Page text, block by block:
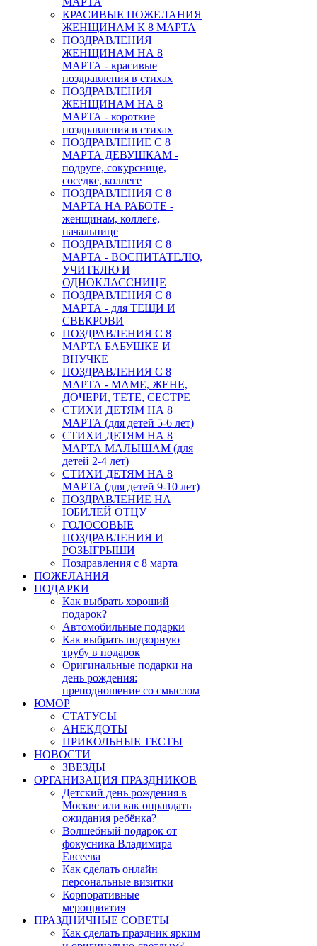
КРАСИВЫЕ ПОЖЕЛАНИЯ
ЖЕНЩИНАМ К 8 МАРТА
ПОЗДРАВЛЕНИЯ
ЖЕНЩИНАМ НА 8
МАРТА - красивые
поздравления в стихах
ПОЗДРАВЛЕНИЯ
ЖЕНЩИНАМ НА 8
МАРТА - короткие
поздравления в стихах
ПОЗДРАВЛЕНИЕ С 8
МАРТА ДЕВУШКАМ -
подруге, сокурснице,
соседке, коллеге
ПОЗДРАВЛЕНИЯ С 8
МАРТА НА РАБОТЕ -
женщинам, коллеге,
начальнице
ПОЗДРАВЛЕНИЯ С 8
МАРТА - ВОСПИТАТЕЛЮ,
УЧИТЕЛЮ И
ОДНОКЛАССНИЦЕ
ПОЗДРАВЛЕНИЯ С 8
МАРТА - для ТЕЩИ И
СВЕКРОВИ
ПОЗДРАВЛЕНИЯ С 8
МАРТА БАБУШКЕ И
ВНУЧКЕ
ПОЗДРАВЛЕНИЯ С 8
МАРТА - МАМЕ, ЖЕНЕ,
ДОЧЕРИ, ТЕТЕ, СЕСТРЕ
СТИХИ ДЕТЯМ НА 8
МАРТА (для детей 5-6 лет)
СТИХИ ДЕТЯМ НА 8
МАРТА МАЛЫШАМ (для
детей 2-4 лет)
СТИХИ ДЕТЯМ НА 8
МАРТА (для детей 9-10 лет)
ПОЗДРАВЛЕНИЕ НА
ЮБИЛЕЙ ОТЦУ
ГОЛОСОВЫЕ
ПОЗДРАВЛЕНИЯ И
РОЗЫГРЫШИ
Поздравления с 8 марта
ПОЖЕЛАНИЯ
ПОДАРКИ
Как выбрать хороший
подарок?
Автомобильные подарки
Как выбрать подзорную
трубу в подарок
Оригинальные подарки на
день рождения:
преподношение со смыслом
ЮМОР
СТАТУСЫ
АНЕКДОТЫ
ПРИКОЛЬНЫЕ ТЕСТЫ
НОВОСТИ
ЗВЕЗДЫ
ОРГАНИЗАЦИЯ ПРАЗДНИКОВ
Детский день рождения в
Москве или как оправдать
ожидания ребёнка?
Волшебный подарок от
фокусника Владимира
Евсеева
Как сделать онлайн
персональные визитки
Корпоративные
мероприятия
ПРАЗДНИЧНЫЕ СОВЕТЫ
Как сделать праздник ярким